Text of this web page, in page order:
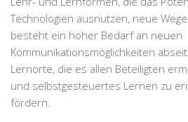
Technologien ausnutzen, neue
besteht ein hoher Bedarf an neuen
Kommunikationsmöglichkeiten
Lernorte, die es allen Beteiligten
und selbstgesteuertes Lernen zu
fördern.